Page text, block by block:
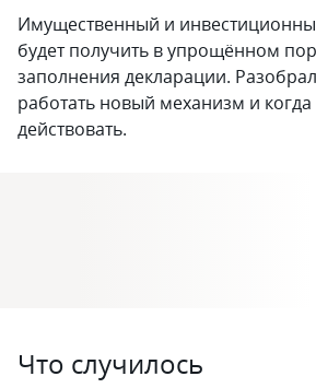
Имущественный и
будет получить в упрощённом
заполнения декларации.
работать новый механизм и
действовать.
Что случилось